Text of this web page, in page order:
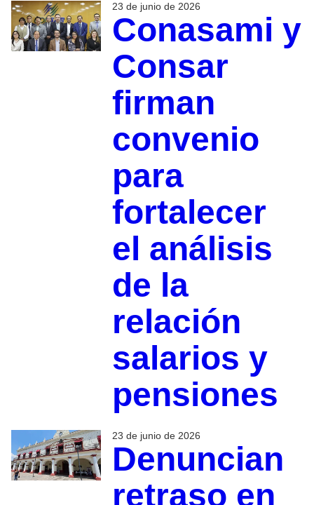
23 de junio de 2026
Conasami y
Consar
firman
convenio
para
fortalecer
el análisis
de la
relación
salarios y
pensiones
23 de junio de 2026
Denuncian
retraso en